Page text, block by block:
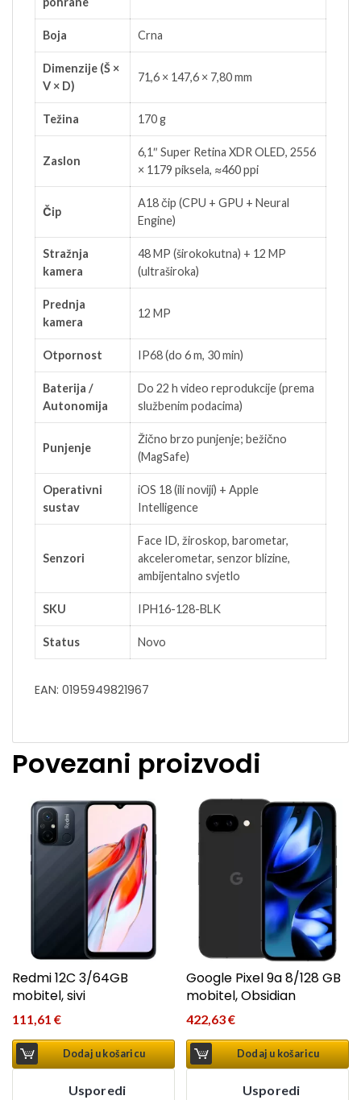
Boja Crna
Dimenzije (Š ×
V × D)
71,6 × 147,6 × 7,80 mm
Težina 170 g
Zaslon
6,1″ Super Retina XDR OLED, 2556
× 1179 piksela, ≈460 ppi
Čip
A18 čip (CPU + GPU + Neural
Engine)
Stražnja
kamera
48 MP (širokokutna) + 12 MP
(ultraširoka)
Prednja
kamera
12 MP
Otpornost IP68 (do 6 m, 30 min)
Baterija /
Autonomija
Do 22 h video reprodukcije (prema
službenim podacima)
Punjenje
Žično brzo punjenje; bežično
(MagSafe)
Operativni
sustav
iOS 18 (ili noviji) + Apple
Intelligence
Senzori
Face ID, žiroskop, barometar,
akcelerometar, senzor blizine,
ambijentalno svjetlo
SKU IPH16-128-BLK
Status Novo
EAN: 0195949821967
Povezani proizvodi
Redmi 12C 3/64GB
mobitel, sivi
111,61 €
Dodaj u košaricu
Usporedi
Google Pixel 9a 8/128 GB
mobitel, Obsidian
422,63€
Dodaj u košaricu
Usporedi